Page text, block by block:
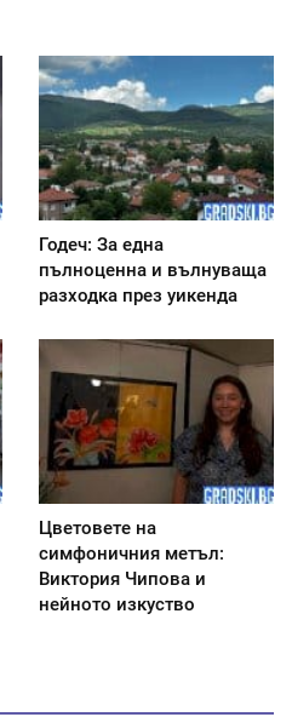
Годеч: За една
пълноценна и вълнуваща
разходка през уикенда
Цветовете на
симфоничния метъл:
Виктория Чипова и
нейното изкуство